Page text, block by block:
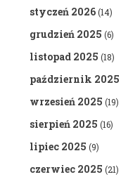
styczeń 2026(14)
grudzień 2025 (6)
listopad 2025 (18)
październik 2025
wrzesień 2025 (19)
sierpień 2025 (16)
lipiec 2025 (9)
czerwiec 2025 (21)